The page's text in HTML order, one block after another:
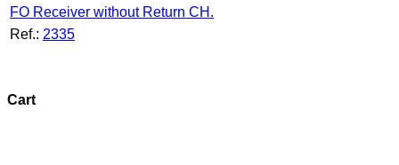
FO Receiver without Return CH.
Ref.: 2335
Cart